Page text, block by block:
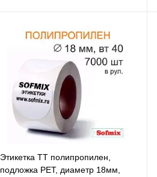
В избранное
К сравнению
Под заказ
Этикетка ТТ полипропилен,
подложка РЕТ, диаметр 18мм,